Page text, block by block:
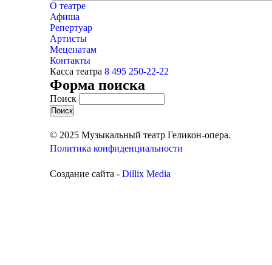
О театре
Афиша
Репертуар
Артисты
Меценатам
Контакты
Касса театра 8 495 250-22-22
Форма поиска
Поиск
© 2025 Музыкальный театр Геликон-опера.
Политика конфиденциальности
Создание сайта - Dillix Media